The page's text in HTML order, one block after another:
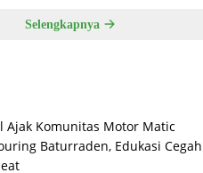
Selengkapnya